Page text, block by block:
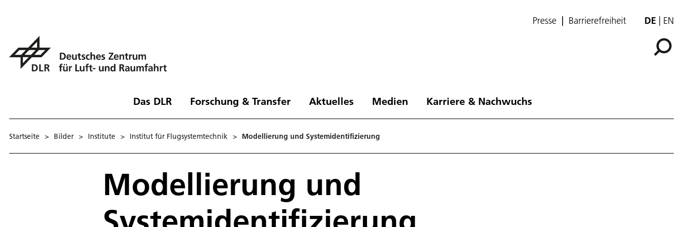
Presse Barrierefreiheit DE EN
Das DLR Forschung & Transfer Aktuelles Medien Karriere & Nachwuchs
Startseite > Bilder > Institute > Institut für Flugsystemtechnik > Modellierung und Systemidentifizierung
Modellierung und